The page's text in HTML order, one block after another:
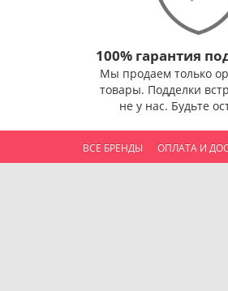
100% гарантия
Мы продаем только
товары. Подделки
не у нас. Будьте
ВСЕ БРЕНДЫ ОПЛАТА И